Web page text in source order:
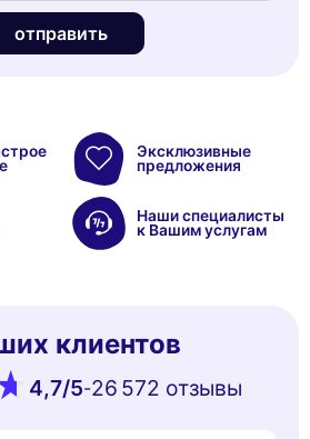
отправить
Эксклюзивные
предложения
Наши специалисты
к Вашим услугам
клиентов
4,7/5-26 572 oтзывы